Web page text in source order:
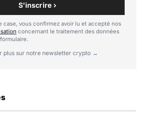
S'inscrire ›
case, vous confirmez avoir lu et accepté nos
concernant le traitement des données
plus sur notre newsletter crypto →